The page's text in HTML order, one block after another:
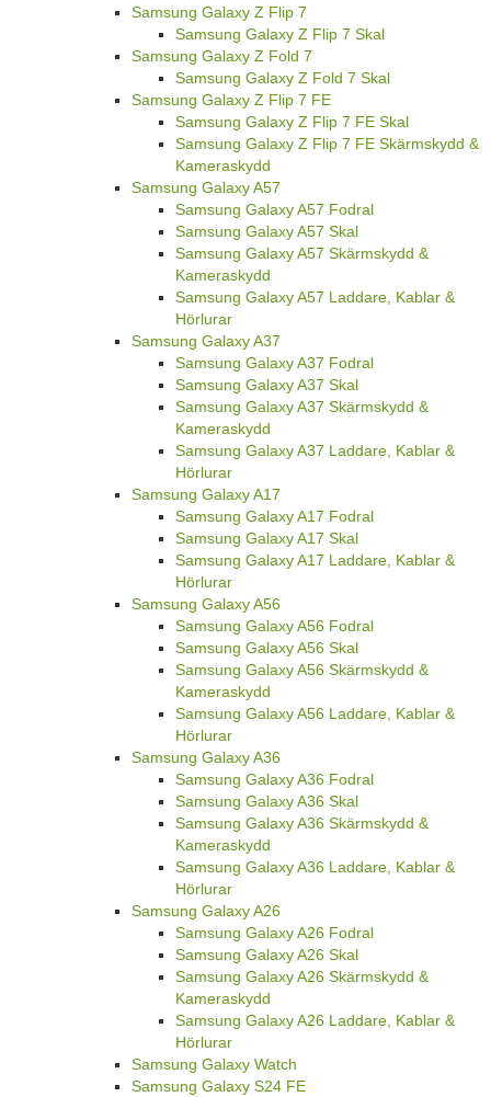
Samsung Galaxy Z Flip 7
Samsung Galaxy Z Flip 7 Skal
Samsung Galaxy Z Fold 7
Samsung Galaxy Z Fold 7 Skal
Samsung Galaxy Z Flip 7 FE
Samsung Galaxy Z Flip 7 FE Skal
Samsung Galaxy Z Flip 7 FE Skärmskydd &
Kameraskydd
Samsung Galaxy A57
Samsung Galaxy A57 Fodral
Samsung Galaxy A57 Skal
Samsung Galaxy A57 Skärmskydd &
Kameraskydd
Samsung Galaxy A57 Laddare, Kablar &
Hörlurar
Samsung Galaxy A37
Samsung Galaxy A37 Fodral
Samsung Galaxy A37 Skal
Samsung Galaxy A37 Skärmskydd &
Kameraskydd
Samsung Galaxy A37 Laddare, Kablar &
Hörlurar
Samsung Galaxy A17
Samsung Galaxy A17 Fodral
Samsung Galaxy A17 Skal
Samsung Galaxy A17 Laddare, Kablar &
Hörlurar
Samsung Galaxy A56
Samsung Galaxy A56 Fodral
Samsung Galaxy A56 Skal
Samsung Galaxy A56 Skärmskydd &
Kameraskydd
Samsung Galaxy A56 Laddare, Kablar &
Hörlurar
Samsung Galaxy A36
Samsung Galaxy A36 Fodral
Samsung Galaxy A36 Skal
Samsung Galaxy A36 Skärmskydd &
Kameraskydd
Samsung Galaxy A36 Laddare, Kablar &
Hörlurar
Samsung Galaxy A26
Samsung Galaxy A26 Fodral
Samsung Galaxy A26 Skal
Samsung Galaxy A26 Skärmskydd &
Kameraskydd
Samsung Galaxy A26 Laddare, Kablar &
Hörlurar
Samsung Galaxy Watch
Samsung Galaxy S24 FE